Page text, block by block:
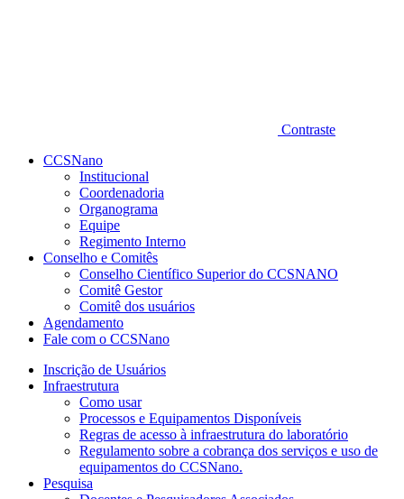
Contraste
CCSNano
Institucional
Coordenadoria
Organograma
Equipe
Regimento Interno
Conselho e Comitês
Conselho Científico Superior do CCSNANO
Comitê Gestor
Comitê dos usuários
Agendamento
Fale com o CCSNano
Inscrição de Usuários
Infraestrutura
Como usar
Processos e Equipamentos Disponíveis
Regras de acesso à infraestrutura do laboratório
Regulamento sobre a cobrança dos serviços e uso de
equipamentos do CCSNano.
Pesquisa